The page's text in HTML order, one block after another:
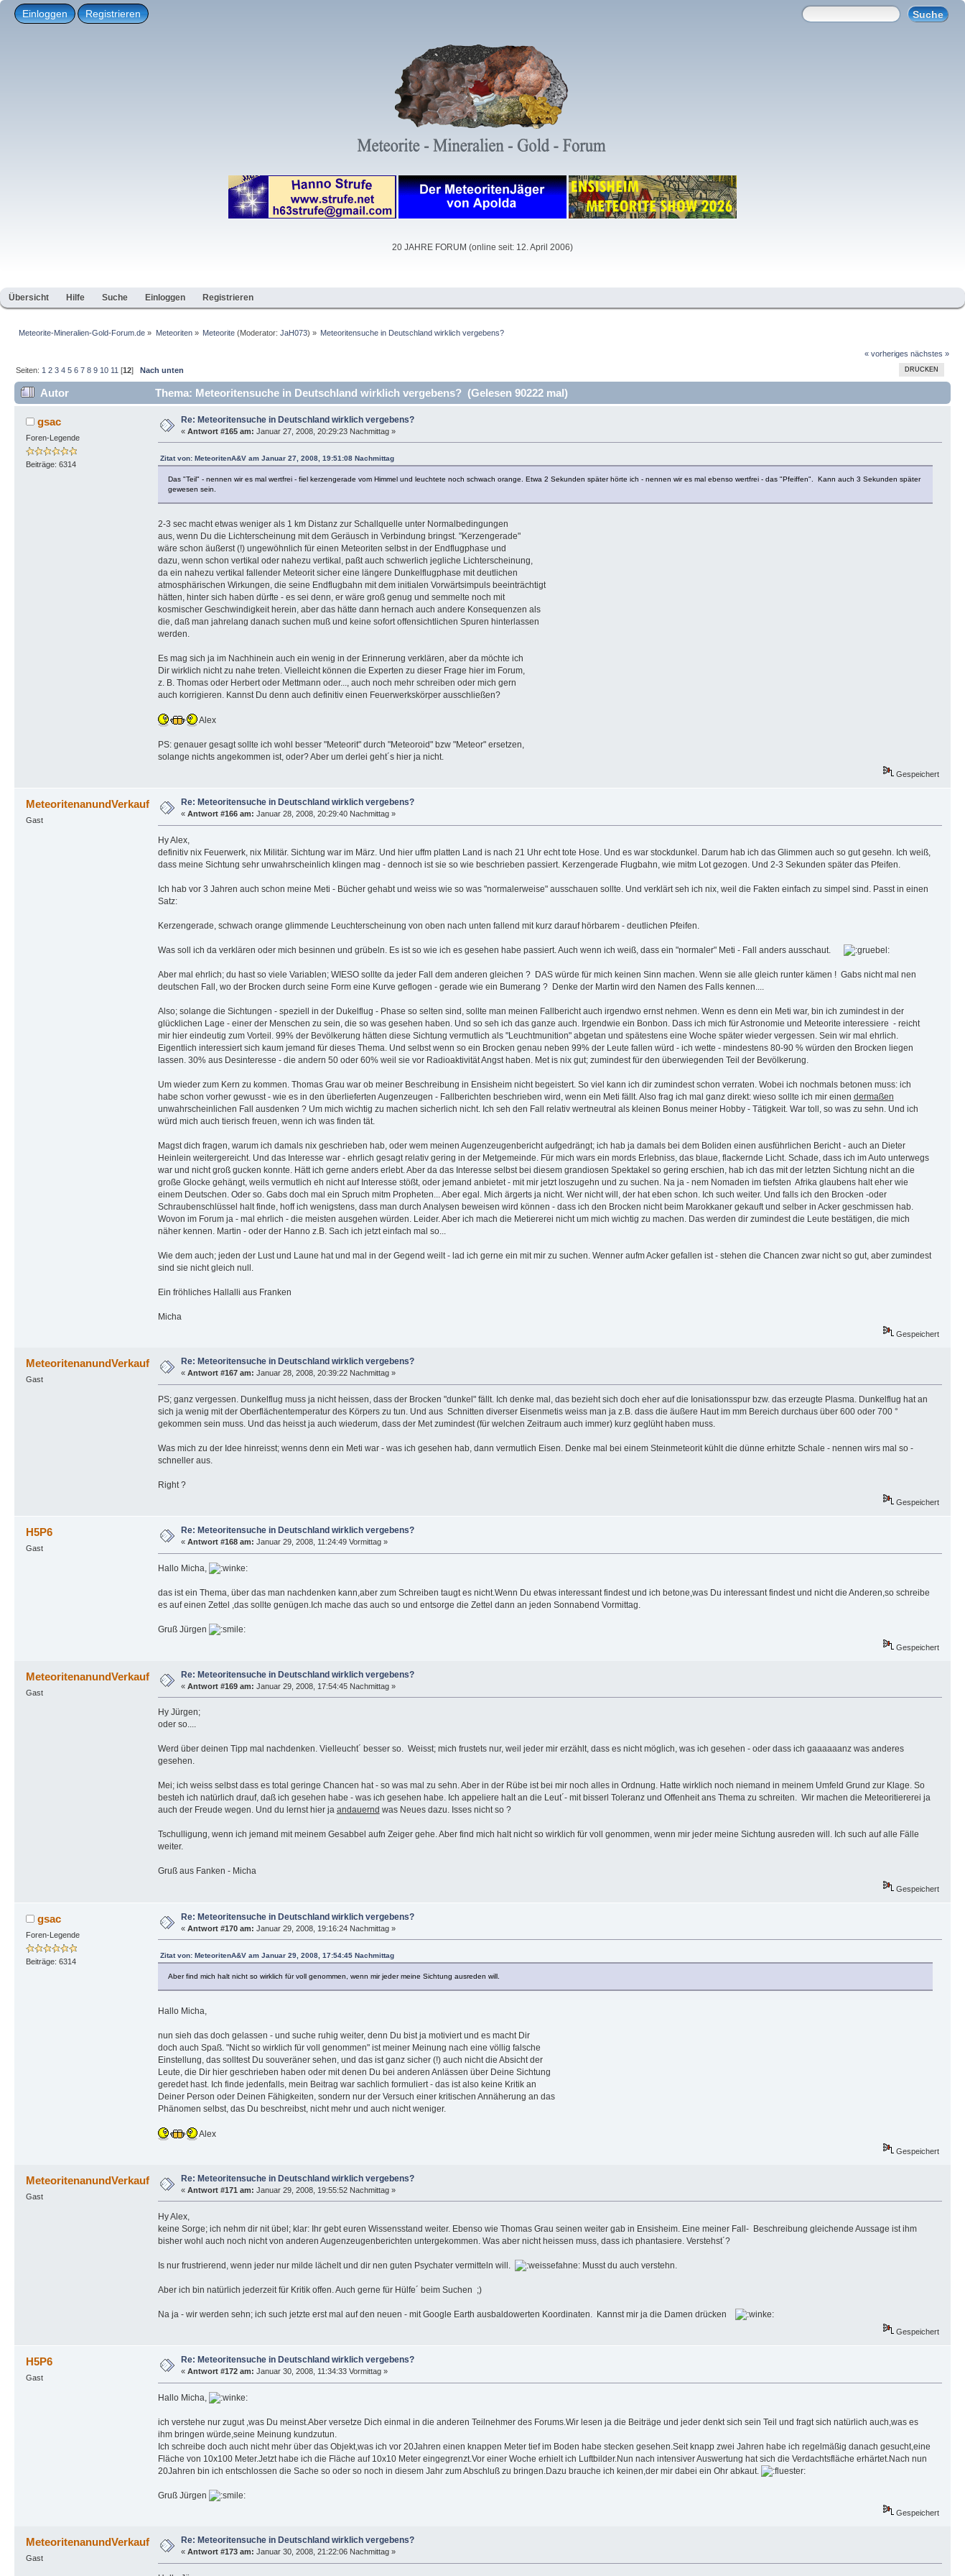
Einloggen Registrieren
20 JAHRE FORUM (online seit: 12. April 2006)
Übersicht Hilfe Suche Einloggen Registrieren
Meteorite-Mineralien-Gold-Forum.de » Meteoriten» Meteorite(Moderator: JaH073) » Meteoritensuche in Deutschland wirklich vergebens?
« vorheriges nächstes »
DRUCKEN
Seiten: 1 2 3 4 5 6 7 8 9 10 11 [12]Nach unten
Autor Thema: Meteoritensuche in Deutschland wirklich vergebens? (Gelesen 90222 mal)
gsac
Foren-Legende
Beiträge: 6314
Re: Meteoritensuche in Deutschland wirklich vergebens?
« Antwort #165 am: Januar 27, 2008, 20:29:23 Nachmittag »
Zitat von: MeteoritenA&V am Januar 27, 2008, 19:51:08 Nachmittag
Das "Teil" - nennen wir es mal wertfrei - fiel kerzengerade vom Himmel und leuchtete noch schwach orange. Etwa 2 Sekunden später hörte ich - nennen wir es mal ebenso wertfrei - das "Pfeiffen". Kann auch 3 Sekunden später
gewesen sein.
2-3 sec macht etwas weniger als 1 km Distanz zur Schallquelle unter Normalbedingungen
aus, wenn Du die Lichterscheinung mit dem Geräusch in Verbindung bringst. "Kerzengerade"
wäre schon äußerst (!) ungewöhnlich für einen Meteoriten selbst in der Endflugphase und
dazu, wenn schon vertikal oder nahezu vertikal, paßt auch schwerlich jegliche Lichterscheinung,
da ein nahezu vertikal fallender Meteorit sicher eine längere Dunkelflugphase mit deutlichen
atmosphärischen Wirkungen, die seine Endflugbahn mit dem initialen Vorwärtsimpuls beeinträchtigt
hätten, hinter sich haben dürfte - es sei denn, er wäre groß genug und semmelte noch mit
kosmischer Geschwindigkeit herein, aber das hätte dann hernach auch andere Konsequenzen als
die, daß man jahrelang danach suchen muß und keine sofort offensichtlichen Spuren hinterlassen
werden.
Es mag sich ja im Nachhinein auch ein wenig in der Erinnerung verklären, aber da möchte ich
Dir wirklich nicht zu nahe treten. Vielleicht können die Experten zu dieser Frage hier im Forum,
z. B. Thomas oder Herbert oder Mettmann oder..., auch noch mehr schreiben oder mich gern
auch korrigieren. Kannst Du denn auch definitiv einen Feuerwerkskörper ausschließen?
Alex
PS: genauer gesagt sollte ich wohl besser "Meteorit" durch "Meteoroid" bzw "Meteor" ersetzen,
solange nichts angekommen ist, oder? Aber um derlei geht´s hier ja nicht.
Gespeichert
MeteoritenanundVerkauf
Gast
Re: Meteoritensuche in Deutschland wirklich vergebens?
« Antwort #166 am: Januar 28, 2008, 20:29:40 Nachmittag »
Hy Alex,
definitiv nix Feuerwerk, nix Militär. Sichtung war im März. Und hier uffm platten Land is nach 21 Uhr echt tote Hose. Und es war stockdunkel. Darum hab ich das Glimmen auch so gut gesehn. Ich weiß,
dass meine Sichtung sehr unwahrscheinlich klingen mag - dennoch ist sie so wie beschrieben passiert. Kerzengerade Flugbahn, wie mitm Lot gezogen. Und 2-3 Sekunden später das Pfeifen.
Ich hab vor 3 Jahren auch schon meine Meti - Bücher gehabt und weiss wie so was "normalerweise" ausschauen sollte. Und verklärt seh ich nix, weil die Fakten einfach zu simpel sind. Passt in einen
Satz:
Kerzengerade, schwach orange glimmende Leuchterscheinung von oben nach unten fallend mit kurz darauf hörbarem - deutlichen Pfeifen.
Was soll ich da verklären oder mich besinnen und grübeln. Es ist so wie ich es gesehen habe passiert. Auch wenn ich weiß, dass ein "normaler" Meti - Fall anders ausschaut.
Aber mal ehrlich; du hast so viele Variablen; WIESO sollte da jeder Fall dem anderen gleichen ? DAS würde für mich keinen Sinn machen. Wenn sie alle gleich runter kämen ! Gabs nicht mal nen
deutschen Fall, wo der Brocken durch seine Form eine Kurve geflogen - gerade wie ein Bumerang ? Denke der Martin wird den Namen des Falls kennen....
Also; solange die Sichtungen - speziell in der Dukelflug - Phase so selten sind, sollte man meinen Fallbericht auch irgendwo ernst nehmen. Wenn es denn ein Meti war, bin ich zumindest in der
glücklichen Lage - einer der Menschen zu sein, die so was gesehen haben. Und so seh ich das ganze auch. Irgendwie ein Bonbon. Dass ich mich für Astronomie und Meteorite interessiere - reicht
mir hier eindeutig zum Vorteil. 99% der Bevölkerung hätten diese Sichtung vermutlich als "Leuchtmunition" abgetan und spätestens eine Woche später wieder vergessen. Sein wir mal ehrlich.
Eigentlich interessiert sich kaum jemand für dieses Thema. Und selbst wenn so ein Brocken genau neben 99% der Leute fallen würd - ich wette - mindestens 80-90 % würden den Brocken liegen
lassen. 30% aus Desinteresse - die andern 50 oder 60% weil sie vor Radioaktivität Angst haben. Met is nix gut; zumindest für den überwiegenden Teil der Bevölkerung.
Um wieder zum Kern zu kommen. Thomas Grau war ob meiner Beschreibung in Ensisheim nicht begeistert. So viel kann ich dir zumindest schon verraten. Wobei ich nochmals betonen muss: ich
habe schon vorher gewusst - wie es in den überlieferten Augenzeugen - Fallberichten beschrieben wird, wenn ein Meti fällt. Also frag ich mal ganz direkt: wieso sollte ich mir einen dermaßen
unwahrscheinlichen Fall ausdenken ? Um mich wichtig zu machen sicherlich nicht. Ich seh den Fall relativ wertneutral als kleinen Bonus meiner Hobby - Tätigkeit. War toll, so was zu sehn. Und ich
würd mich auch tierisch freuen, wenn ich was finden tät.
Magst dich fragen, warum ich damals nix geschrieben hab, oder wem meinen Augenzeugenbericht aufgedrängt; ich hab ja damals bei dem Boliden einen ausführlichen Bericht - auch an Dieter
Heinlein weitergereicht. Und das Interesse war - ehrlich gesagt relativ gering in der Metgemeinde. Für mich wars ein mords Erlebniss, das blaue, flackernde Licht. Schade, dass ich im Auto unterwegs
war und nicht groß gucken konnte. Hätt ich gerne anders erlebt. Aber da das Interesse selbst bei diesem grandiosen Spektakel so gering erschien, hab ich das mit der letzten Sichtung nicht an die
große Glocke gehängt, weils vermutlich eh nicht auf Interesse stößt, oder jemand anbietet - mit mir jetzt loszugehn und zu suchen. Na ja - nem Nomaden im tiefsten Afrika glaubens halt eher wie
einem Deutschen. Oder so. Gabs doch mal ein Spruch mitm Propheten... Aber egal. Mich ärgerts ja nicht. Wer nicht will, der hat eben schon. Ich such weiter. Und falls ich den Brocken -oder
Schraubenschlüssel halt finde, hoff ich wenigstens, dass man durch Analysen beweisen wird können - dass ich den Brocken nicht beim Marokkaner gekauft und selber in Acker geschmissen hab.
Wovon im Forum ja - mal ehrlich - die meisten ausgehen würden. Leider. Aber ich mach die Metiererei nicht um mich wichtig zu machen. Das werden dir zumindest die Leute bestätigen, die mich
näher kennen. Martin - oder der Hanno z.B. Sach ich jetzt einfach mal so...
Wie dem auch; jeden der Lust und Laune hat und mal in der Gegend weilt - lad ich gerne ein mit mir zu suchen. Wenner aufm Acker gefallen ist - stehen die Chancen zwar nicht so gut, aber zumindest
sind sie nicht gleich null.
Ein fröhliches Hallalli aus Franken
Micha
Gespeichert
MeteoritenanundVerkauf
Gast
Re: Meteoritensuche in Deutschland wirklich vergebens?
« Antwort #167 am: Januar 28, 2008, 20:39:22 Nachmittag »
PS; ganz vergessen. Dunkelflug muss ja nicht heissen, dass der Brocken "dunkel" fällt. Ich denke mal, das bezieht sich doch eher auf die Ionisationsspur bzw. das erzeugte Plasma. Dunkelflug hat an
sich ja wenig mit der Oberflächentemperatur des Körpers zu tun. Und aus Schnitten diverser Eisenmetis weiss man ja z.B. dass die äußere Haut im mm Bereich durchaus über 600 oder 700 °
gekommen sein muss. Und das heisst ja auch wiederum, dass der Met zumindest (für welchen Zeitraum auch immer) kurz geglüht haben muss.
Was mich zu der Idee hinreisst; wenns denn ein Meti war - was ich gesehen hab, dann vermutlich Eisen. Denke mal bei einem Steinmeteorit kühlt die dünne erhitzte Schale - nennen wirs mal so -
schneller aus.
Right ?
Gespeichert
H5P6
Gast
Re: Meteoritensuche in Deutschland wirklich vergebens?
« Antwort #168 am: Januar 29, 2008, 11:24:49 Vormittag »
Hallo Micha,
das ist ein Thema, über das man nachdenken kann,aber zum Schreiben taugt es nicht.Wenn Du etwas interessant findest und ich betone,was Du interessant findest und nicht die Anderen,so schreibe
es auf einen Zettel ,das sollte genügen.Ich mache das auch so und entsorge die Zettel dann an jeden Sonnabend Vormittag.
Gruß Jürgen
Gespeichert
MeteoritenanundVerkauf
Gast
Re: Meteoritensuche in Deutschland wirklich vergebens?
« Antwort #169 am: Januar 29, 2008, 17:54:45 Nachmittag »
Hy Jürgen;
oder so....
Werd über deinen Tipp mal nachdenken. Vielleucht´ besser so. Weisst; mich frustets nur, weil jeder mir erzählt, dass es nicht möglich, was ich gesehen - oder dass ich gaaaaaanz was anderes
gesehen.
Mei; ich weiss selbst dass es total geringe Chancen hat - so was mal zu sehn. Aber in der Rübe ist bei mir noch alles in Ordnung. Hatte wirklich noch niemand in meinem Umfeld Grund zur Klage. So
besteh ich natürlich drauf, daß ich gesehen habe - was ich gesehen habe. Ich appeliere halt an die Leut´- mit bisserl Toleranz und Offenheit ans Thema zu schreiten. Wir machen die Meteoritiererei ja
auch der Freude wegen. Und du lernst hier ja andauernd was Neues dazu. Isses nicht so ?
Tschulligung, wenn ich jemand mit meinem Gesabbel aufn Zeiger gehe. Aber find mich halt nicht so wirklich für voll genommen, wenn mir jeder meine Sichtung ausreden will. Ich such auf alle Fälle
weiter.
Gruß aus Fanken - Micha
Gespeichert
gsac
Foren-Legende
Beiträge: 6314
Re: Meteoritensuche in Deutschland wirklich vergebens?
« Antwort #170 am: Januar 29, 2008, 19:16:24 Nachmittag »
Zitat von: MeteoritenA&V am Januar 29, 2008, 17:54:45 Nachmittag
Aber find mich halt nicht so wirklich für voll genommen, wenn mir jeder meine Sichtung ausreden will.
Hallo Micha,
nun sieh das doch gelassen - und suche ruhig weiter, denn Du bist ja motiviert und es macht Dir
doch auch Spaß. "Nicht so wirklich für voll genommen" ist meiner Meinung nach eine völlig falsche
Einstellung, das solltest Du souveräner sehen, und das ist ganz sicher (!) auch nicht die Absicht der
Leute, die Dir hier geschrieben haben oder mit denen Du bei anderen Anlässen über Deine Sichtung
geredet hast. Ich finde jedenfalls, mein Beitrag war sachlich formuliert - das ist also keine Kritik an
Deiner Person oder Deinen Fähigkeiten, sondern nur der Versuch einer kritischen Annäherung an das
Phänomen selbst, das Du beschreibst, nicht mehr und auch nicht weniger.
Alex
Gespeichert
MeteoritenanundVerkauf
Gast
Re: Meteoritensuche in Deutschland wirklich vergebens?
« Antwort #171 am: Januar 29, 2008, 19:55:52 Nachmittag »
Hy Alex,
keine Sorge; ich nehm dir nit übel; klar: Ihr gebt euren Wissensstand weiter. Ebenso wie Thomas Grau seinen weiter gab in Ensisheim. Eine meiner Fall- Beschreibung gleichende Aussage ist ihm
bisher wohl auch noch nicht von anderen Augenzeugenberichten untergekommen. Was aber nicht heissen muss, dass ich phantasiere. Verstehst´?
Is nur frustrierend, wenn jeder nur milde lächelt und dir nen guten Psychater vermitteln will. Musst du auch verstehn.
Aber ich bin natürlich jederzeit für Kritik offen. Auch gerne für Hülfe´ beim Suchen ;)
Na ja - wir werden sehn; ich such jetzte erst mal auf den neuen - mit Google Earth ausbaldowerten Koordinaten. Kannst mir ja die Damen drücken
Gespeichert
H5P6
Gast
Re: Meteoritensuche in Deutschland wirklich vergebens?
« Antwort #172 am: Januar 30, 2008, 11:34:33 Vormittag »
Hallo Micha,
ich verstehe nur zugut ,was Du meinst.Aber versetze Dich einmal in die anderen Teilnehmer des Forums.Wir lesen ja die Beiträge und jeder denkt sich sein Teil und fragt sich natürlich auch,was es
ihm bringen würde,seine Meinung kundzutun.
Ich schreibe doch auch nicht mehr über das Objekt,was ich vor 20Jahren einen knappen Meter tief im Boden habe stecken gesehen.Seit knapp zwei Jahren habe ich regelmäßig danach gesucht,eine
Fläche von 10x100 Meter.Jetzt habe ich die Fläche auf 10x10 Meter eingegrenzt.Vor einer Woche erhielt ich Luftbilder.Nun nach intensiver Auswertung hat sich die Verdachtsfläche erhärtet.Nach nun
20Jahren bin ich entschlossen die Sache so oder so noch in diesem Jahr zum Abschluß zu bringen.Dazu brauche ich keinen,der mir dabei ein Ohr abkaut.
Gruß Jürgen
Gespeichert
MeteoritenanundVerkauf
Gast
Re: Meteoritensuche in Deutschland wirklich vergebens?
« Antwort #173 am: Januar 30, 2008, 21:22:06 Nachmittag »